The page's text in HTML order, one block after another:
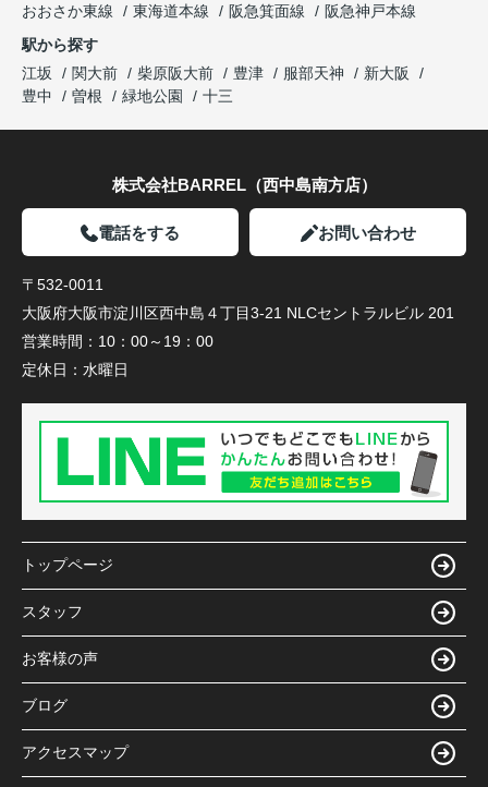
おおさか東線
東海道本線 阪急箕面線
阪急神戸本線
駅から探す
江坂
関大前 柴原阪大前 豊津 服部天神
新大阪
豊中
曽根 緑地公園 十三
株式会社BARREL（西中島南方店）
電話をする お問い合わせ
〒532-0011
大阪府大阪市淀川区西中島４丁目3-21 NLCセントラルビル 201
営業時間： 10：00～19：00
定休日： 水曜日
トップページ
スタッフ
お客様の声
ブログ
アクセスマップ